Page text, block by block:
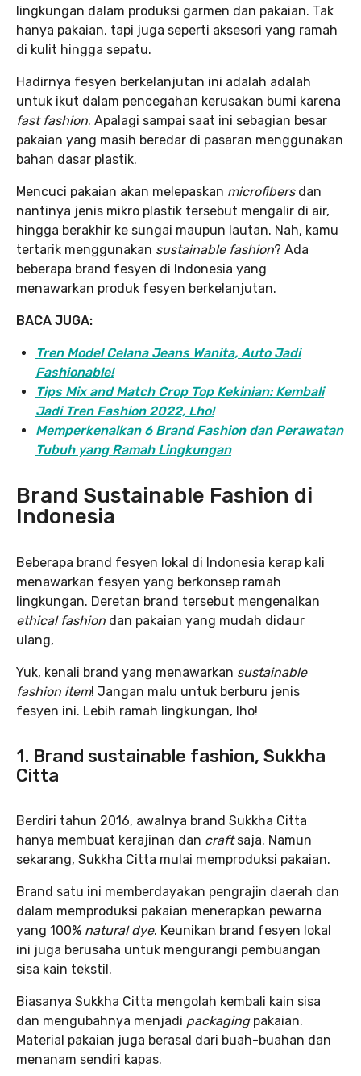
lingkungan dalam produksi garmen dan pakaian. Tak
hanya pakaian, tapi juga seperti aksesori yang ramah
di kulit hingga sepatu.
Hadirnya fesyen berkelanjutan ini adalah adalah
untuk ikut dalam pencegahan kerusakan bumi karena
fast fashion. Apalagi sampai saat ini sebagian besar
pakaian yang masih beredar di pasaran menggunakan
bahan dasar plastik.
Mencuci pakaian akan melepaskan microfibersdan
nantinya jenis mikro plastik tersebut mengalir di air,
hingga berakhir ke sungai maupun lautan. Nah, kamu
tertarik menggunakan sustainable fashion? Ada
beberapa brand fesyen di Indonesia yang
menawarkan produk fesyen berkelanjutan.
BACA JUGA:
Tren Model Celana Jeans Wanita, Auto Jadi
Fashionable!
Tips Mix and Match Crop Top Kekinian: Kembali
Jadi Tren Fashion 2022, Lho!
Memperkenalkan 6 Brand Fashion dan Perawatan
Tubuh yang Ramah Lingkungan
Brand Sustainable Fashion di
Indonesia
Beberapa brand fesyen lokal di Indonesia kerap kali
menawarkan fesyen yang berkonsep ramah
lingkungan. Deretan brand tersebut mengenalkan
ethical fashion dan pakaian yang mudah didaur
ulang,
Yuk, kenali brand yang menawarkan sustainable
fashion item! Jangan malu untuk berburu jenis
fesyen ini. Lebih ramah lingkungan, lho!
1. Brand sustainable fashion, Sukkha
Citta
Berdiri tahun 2016, awalnya brand Sukkha Citta
hanya membuat kerajinan dan craftsaja. Namun
sekarang, Sukkha Citta mulai memproduksi pakaian.
Brand satu ini memberdayakan pengrajin daerah dan
dalam memproduksi pakaian menerapkan pewarna
yang 100% natural dye. Keunikan brand fesyen lokal
ini juga berusaha untuk mengurangi pembuangan
sisa kain tekstil.
Biasanya Sukkha Citta mengolah kembali kain sisa
dan mengubahnya menjadi packaging pakaian.
Material pakaian juga berasal dari buah-buahan dan
menanam sendiri kapas.